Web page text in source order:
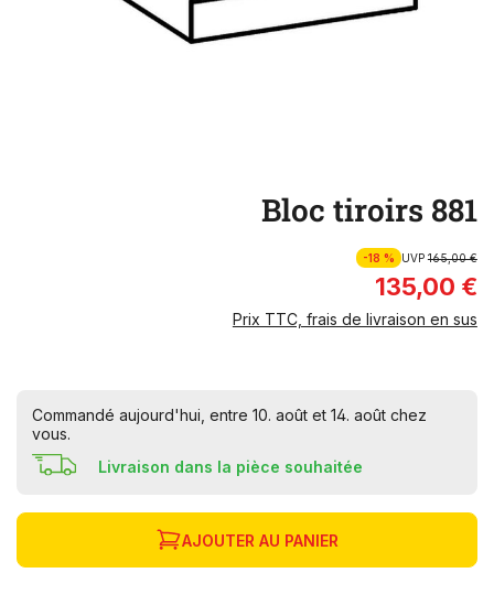
Bloc tiroirs 881
-18 % UVP165,00 €
135,00 €
Prix TTC, frais de livraison en sus
Commandé aujourd'hui, entre 10. août et 14. août chez
vous.
Livraison dans la pièce souhaitée
AJOUTER AU PANIER